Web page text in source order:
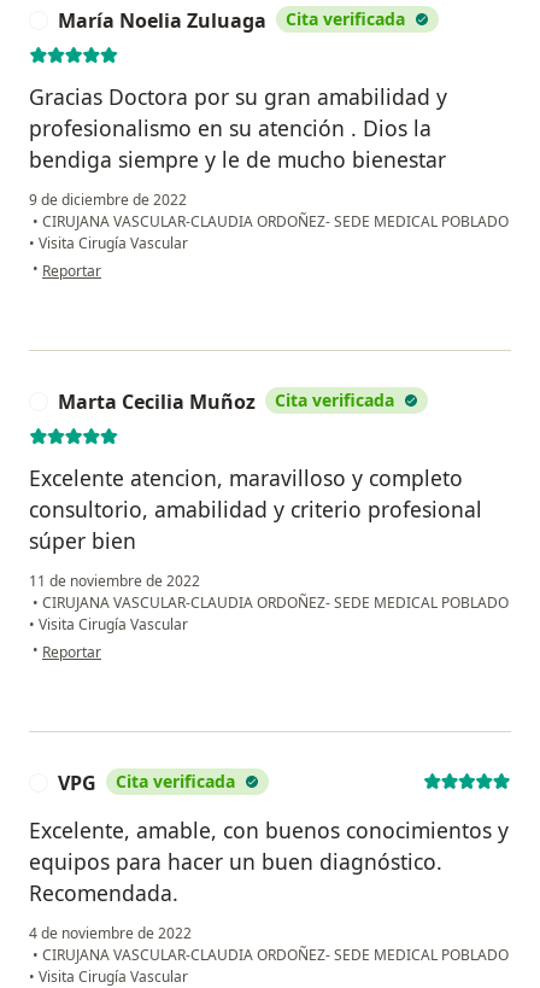
María Noelia Zuluaga Cita verificada
Gracias Doctora por su gran amabilidad y
profesionalismo en su atención . Dios la
bendiga siempre y le de mucho bienestar
9 de diciembre de 2022
• CIRUJANA VASCULAR-CLAUDIA ORDOÑEZ- SEDE MEDICAL POBLADO
• Visita Cirugía Vascular
• en opinión del usuario María Noelia Zuluaga
Reportar
Marta Cecilia Muñoz Cita verificada
Excelente atencion, maravilloso y completo
consultorio, amabilidad y criterio profesional
súper bien
11 de noviembre de 2022
• CIRUJANA VASCULAR-CLAUDIA ORDOÑEZ- SEDE MEDICAL POBLADO
• Visita Cirugía Vascular
• en opinión del usuario Marta Cecilia Muñoz
Reportar
VPG Cita verificada
Excelente, amable, con buenos conocimientos y
equipos para hacer un buen diagnóstico.
Recomendada.
4 de noviembre de 2022
• CIRUJANA VASCULAR-CLAUDIA ORDOÑEZ- SEDE MEDICAL POBLADO
• Visita Cirugía Vascular